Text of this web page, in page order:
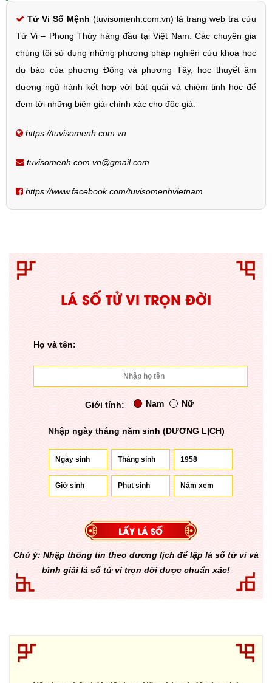
Tử Vi Số Mệnh (tuvisomenh.com.vn) là trang web tra cứu
Tử Vi – Phong Thủy hàng đầu tại Việt Nam. Các chuyên gia
chúng tôi sử dụng những phương pháp nghiên cứu khoa học
dự báo của phương Đông và phương Tây, học thuyết âm
dương ngũ hành kết hợp với bát quái và chiêm tinh học để
đem tới những biện giải chính xác cho độc giả.
https://tuvisomenh.com.vn
tuvisomenh.com.vn@gmail.com
https://www.facebook.com/tuvisomenhvietnam
LÁ SỐ TỬ VI TRỌN ĐỜI
Họ và tên:
Giới tính: Nam Nữ
Nhập ngày tháng năm sinh (DƯƠNG LỊCH)
Chú ý: Nhập thông tin theo dương lịch để lập lá số tử vi và
bình giải lá số tử vi trọn đời được chuẩn xác!